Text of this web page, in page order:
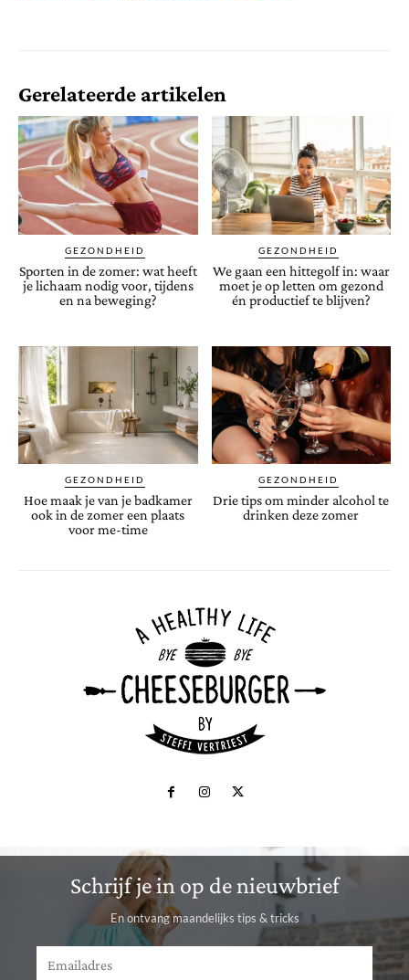
Gerelateerde artikelen
GEZONDHEID
Sporten in de zomer: wat heeft
je lichaam nodig voor, tijdens
en na beweging?
GEZONDHEID
We gaan een hittegolf in: waar
moet je op letten om gezond
én productief te blijven?
GEZONDHEID
Hoe maak je van je badkamer
ook in de zomer een plaats
voor me-time
GEZONDHEID
Drie tips om minder alcohol te
drinken deze zomer
Schrijf je in op de nieuwbrief
En ontvang maandelijks tips & tricks